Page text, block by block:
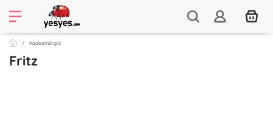
Kaubamärgid
Fritz